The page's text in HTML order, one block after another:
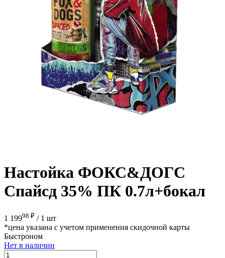
Настойка ФОКС&ДОГС
Спайсд 35% ПК 0.7л+бокал
1 19998 ₽ / 1 шт
*цена указана с учетом применения скидочной карты
Быстроном
Нет в наличии